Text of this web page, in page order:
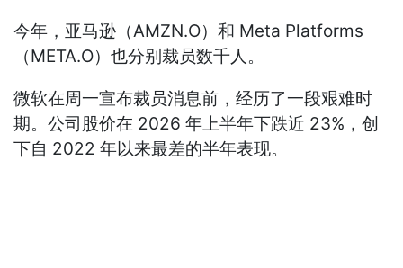
今年，亚马逊（AMZN.O）和 Meta Platforms
（META.O）也分别裁员数千人。
微软在周一宣布裁员消息前，经历了一段艰难时
期。公司股价在 2026 年上半年下跌近 23%，创
下自 2022 年以来最差的半年表现。